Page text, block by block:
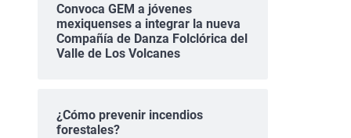
Convoca GEM a jóvenes
mexiquenses a integrar la nueva
Compañía de Danza Folclórica del
Valle de Los Volcanes
¿Cómo prevenir incendios
forestales?